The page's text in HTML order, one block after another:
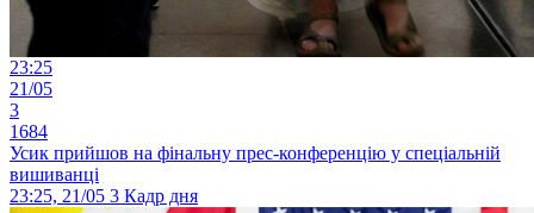
23:25
21/05
3
1684
Усик прийшов на фінальну прес-конференцію у спеціальній
вишиванці
23:25, 21/05 3 Кадр дня